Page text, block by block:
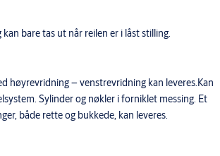
bare tas ut når reilen er i låst stilling.
høyrevridning – venstrevridning kan leveres.Kan
Sylinder og nøkler i forniklet messing. Et
både rette og bukkede, kan leveres.